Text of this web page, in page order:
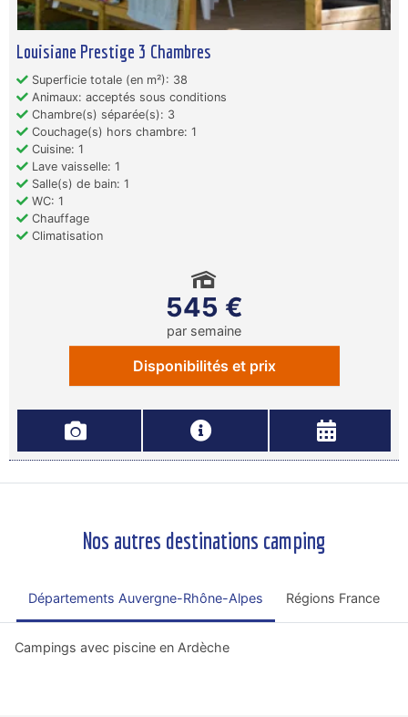
Louisiane Prestige 3 Chambres
Superficie totale (en m²): 38
Animaux: acceptés sous conditions
Chambre(s) séparée(s): 3
Couchage(s) hors chambre: 1
Cuisine: 1
Lave vaisselle: 1
Salle(s) de bain: 1
WC: 1
Chauffage
Climatisation
545 €
par semaine
Disponibilités et prix
Nos autres destinations camping
Départements Auvergne-Rhône-Alpes Régions France
Campings avec piscine en Ardèche